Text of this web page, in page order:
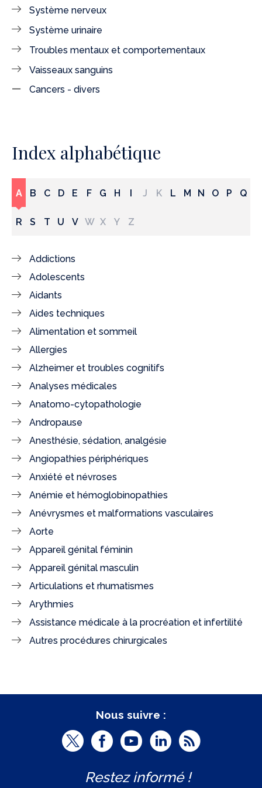
Système nerveux
Système urinaire
Troubles mentaux et comportementaux
Vaisseaux sanguins
Cancers - divers
Index alphabétique
A B C D E F G H I J K L M N O P Q
R S T U V W X Y Z
Addictions
Adolescents
Aidants
Aides techniques
Alimentation et sommeil
Allergies
Alzheimer et troubles cognitifs
Analyses médicales
Anatomo-cytopathologie
Andropause
Anesthésie, sédation, analgésie
Angiopathies périphériques
Anxiété et névroses
Anémie et hémoglobinopathies
Anévrysmes et malformations vasculaires
Aorte
Appareil génital féminin
Appareil génital masculin
Articulations et rhumatismes
Arythmies
Assistance médicale à la procréation et infertilité
Autres procédures chirurgicales
Nous suivre :
T
i
F
c
Y
u
L
n
R
Restez informé !